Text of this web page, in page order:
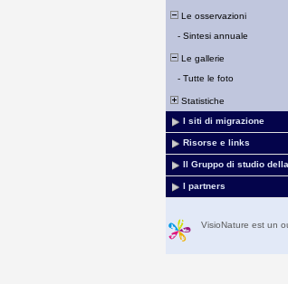
Le osservazioni
- Sintesi annuale
Le gallerie
- Tutte le foto
Statistiche
I siti di migrazione
Risorse e links
Il Gruppo di studio
I partners
VisioNature est un